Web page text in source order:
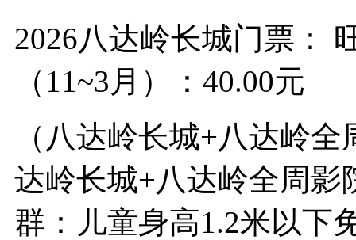
2026八达岭长城门票：
（11~3月）：40.00元
（八达岭长城+八达岭
达岭长城+八达岭全周影
群：儿童身高1.2米以下